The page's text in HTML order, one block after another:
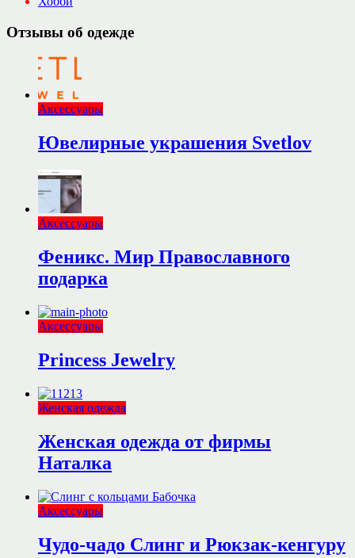
Отзывы об одежде
Аксессуары
Ювелирные украшения Svetlov
Аксессуары
Феникс. Мир Православного
подарка
Аксессуары
Princess Jewelry
Женская одежда
Женская одежда от фирмы
Наталка
Аксессуары
Чудо-чадо Слинг и Рюкзак-кенгуру